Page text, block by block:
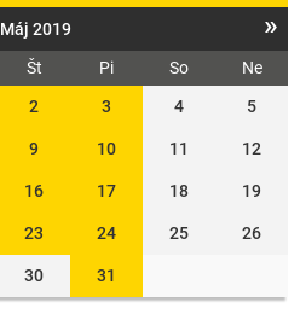
Máj 2019 »
Št Pi So
Ne
2 3 4 5
9 10 11 12
16 17 18 19
23 24 25 26
30 31